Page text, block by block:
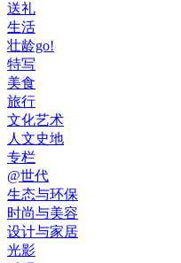
送礼
生活
壮龄go!
特写
美食
旅行
文化艺术
人文史地
专栏
@世代
生态与环保
时尚与美容
设计与家居
光影